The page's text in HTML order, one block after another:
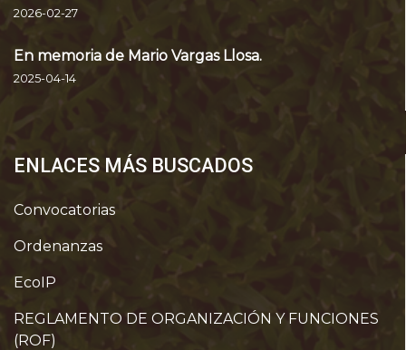
2026-02-27
En memoria de Mario Vargas Llosa.
2025-04-14
ENLACES MÁS BUSCADOS
Convocatorias
Ordenanzas
EcoIP
REGLAMENTO DE ORGANIZACIÓN Y FUNCIONES
(ROF)